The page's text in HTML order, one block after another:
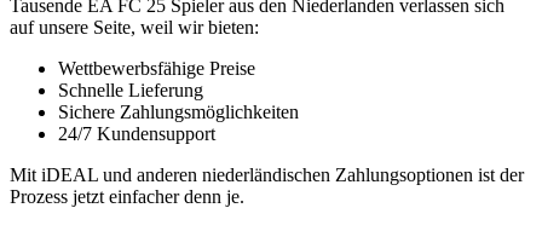
Tausende EA FC 25 Spieler aus den Niederlanden verlassen sich
auf unsere Seite, weil wir bieten:
Wettbewerbsfähige Preise
Schnelle Lieferung
Sichere Zahlungsmöglichkeiten
24/7 Kundensupport
Mit iDEAL und anderen niederländischen Zahlungsoptionen ist der
Prozess jetzt einfacher denn je.